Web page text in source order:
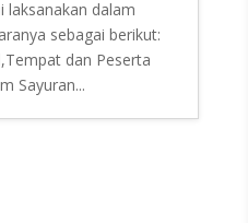
laksanakan dalam
sebagai berikut:
dan Peserta
Sayuran...